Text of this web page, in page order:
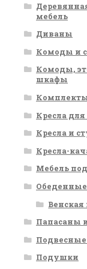
мебель
Диваны
Комоды и
Комоды,
шкафы
Кресла
Кресла и
Кресла-
Мебель под
Венская
Папасаны
Подвесные
Подушки